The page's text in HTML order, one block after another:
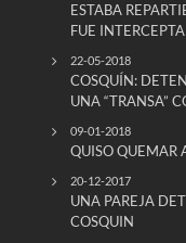
ESTABA
FUE
22-05-2018
COSQUÍN:
UNA “TRANSA”
09-01-2018
QUISO QUEMAR
20-12-2017
UNA PAREJA
COSQUIN